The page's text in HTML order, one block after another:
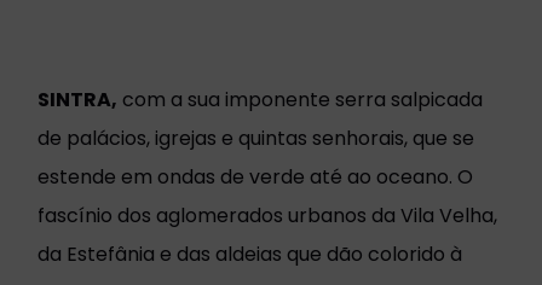
SINTRA, com a sua imponente serra salpicada
de palácios, igrejas e quintas senhorais, que se
estende em ondas de verde até ao oceano. O
fascínio dos aglomerados urbanos da Vila Velha,
da Estefânia e das aldeias que dão colorido à